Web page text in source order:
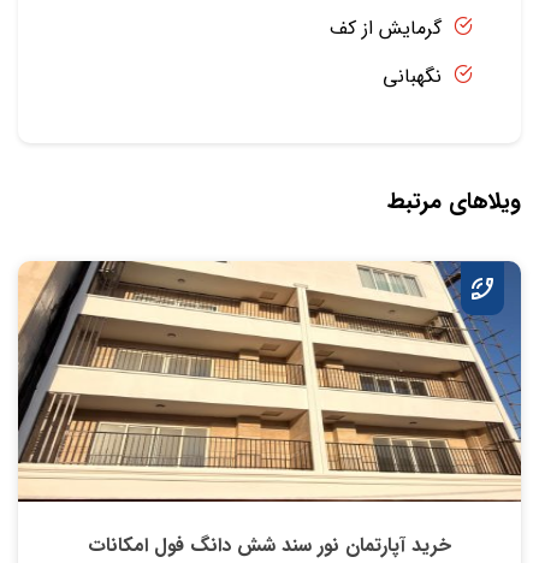
گرمایش از کف
نگهبانی
ویلاهای مرتبط
خرید آپارتمان نور سند شش دانگ فول امکانات